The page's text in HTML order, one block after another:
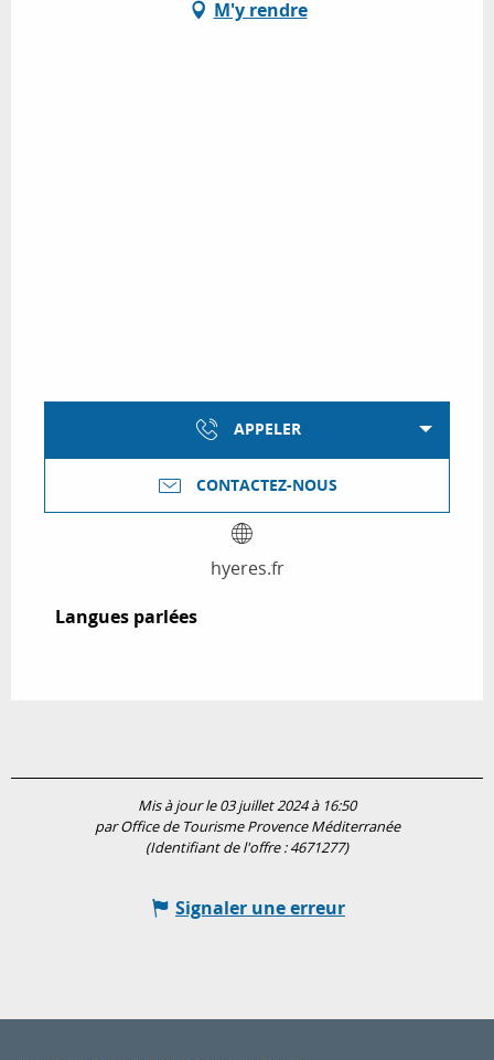
M'y rendre
APPELER
CONTACTEZ-NOUS
hyeres.fr
Langues parlées
Langues parlées
Mis à jour le 03 juillet 2024 à 16:50
par Office de Tourisme Provence Méditerranée
(Identifiant de l'offre :4671277)
Signaler une erreur